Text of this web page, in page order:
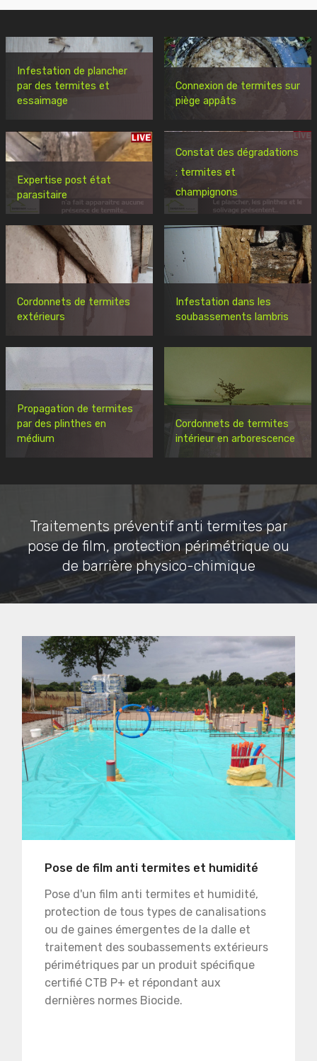
Infestation de plancher
par des termites et
essaimage
Connexion de termites sur
piège appâts
Expertise post état
parasitaire
Constat des dégradations
: termites et
champignons
Cordonnets de termites
extérieurs
Infestation dans les
soubassements lambris
Propagation de termites
par des plinthes en
médium
Cordonnets de termites
intérieur en arborescence
Traitements préventif anti termites par
pose de film, protection périmétrique ou
de barrière physico-chimique
Pose de film anti termites et humidité
Pose d'un film anti termites et humidité,
protection de tous types de canalisations
ou de gaines émergentes de la dalle et
traitement des soubassements extérieurs
périmétriques par un produit spécifique
certifié CTB P+ et répondant aux
dernières normes Biocide.